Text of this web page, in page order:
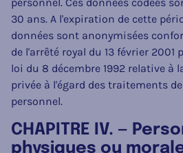
30 ans. A l'expiration de cette
données sont anonymisées
de l'arrêté royal du 13 février
loi du 8 décembre 1992 relative à
privée à l'égard des traitements
personnel.
CHAPITRE IV. —
physiques ou